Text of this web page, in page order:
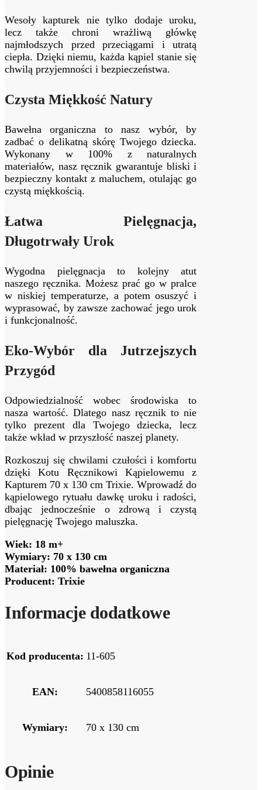
Wesoły kapturek nie tylko dodaje uroku,
lecz także chroni wrażliwą główkę
najmłodszych przed przeciągami i utratą
ciepła. Dzięki niemu, każda kąpiel stanie się
chwilą przyjemności i bezpieczeństwa.
Czysta Miękkość Natury
Bawełna organiczna to nasz wybór, by
zadbać o delikatną skórę Twojego dziecka.
Wykonany w 100% z naturalnych
materiałów, nasz ręcznik gwarantuje bliski i
bezpieczny kontakt z maluchem, otulając go
czystą miękkością.
Łatwa Pielęgnacja,
Długotrwały Urok
Wygodna pielęgnacja to kolejny atut
naszego ręcznika. Możesz prać go w pralce
w niskiej temperaturze, a potem osuszyć i
wyprasować, by zawsze zachować jego urok
i funkcjonalność.
Eko-Wybór dla Jutrzejszych
Przygód
Odpowiedzialność wobec środowiska to
nasza wartość. Dlatego nasz ręcznik to nie
tylko prezent dla Twojego dziecka, lecz
także wkład w przyszłość naszej planety.
Rozkoszuj się chwilami czułości i komfortu
dzięki Kotu Ręcznikowi Kąpielowemu z
Kapturem 70 x 130 cm Trixie. Wprowadź do
kąpielowego rytuału dawkę uroku i radości,
dbając jednocześnie o zdrową i czystą
pielęgnację Twojego maluszka.
Wiek: 18 m+
Wymiary: 70 x 130 cm
Materiał: 100% bawełna organiczna
Producent: Trixie
Informacje dodatkowe
Kod producenta: 11-605
EAN: 5400858116055
Wymiary: 70 x 130 cm
Opinie